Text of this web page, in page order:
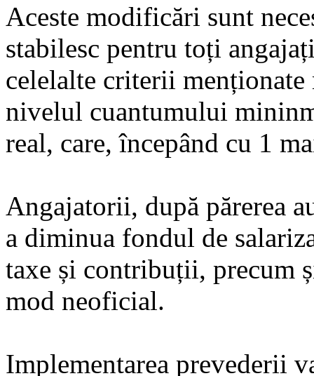
Aceste modificări sunt
stabilesc pentru toți
celelalte criterii
nivelul cuantumului
real, care, începând cu 1
Angajatorii, după părerea
a diminua fondul de
taxe și contribuții, precum
mod neoficial.
Implementarea prevederii